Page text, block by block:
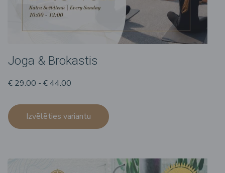
Joga & Brokastis
€ 29.00 - € 44.00
Izvēlēties variantu